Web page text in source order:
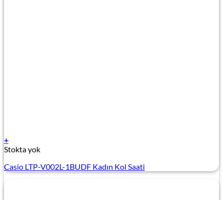
+
Stokta yok
Casio LTP-V002L-1BUDF Kadın Kol Saati